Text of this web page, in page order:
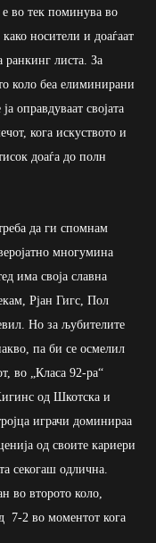
е во тек поминува во
носители и доаѓаат
ранкинг листа. За
коло беа елиминирани
оправдуваат својата
кога искуството и
доаѓа до полн
да ги спомнам
многумина
има своја славна
Рјан Гигс, Пол
Но за љубителите
па би се осмелил
во „Класа 92-ра“
од Шкотска и
играчи доминираа
од своите кариери
секогаш одлична.
во второто коло,
7-2 во моментот кога